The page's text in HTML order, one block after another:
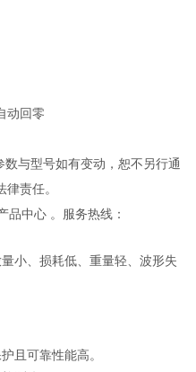
动回零
与型号如有变动，恕不另行通
责任。
品中心 。服务热线：
小、损耗低、重量轻、波形失
且可靠性能高。